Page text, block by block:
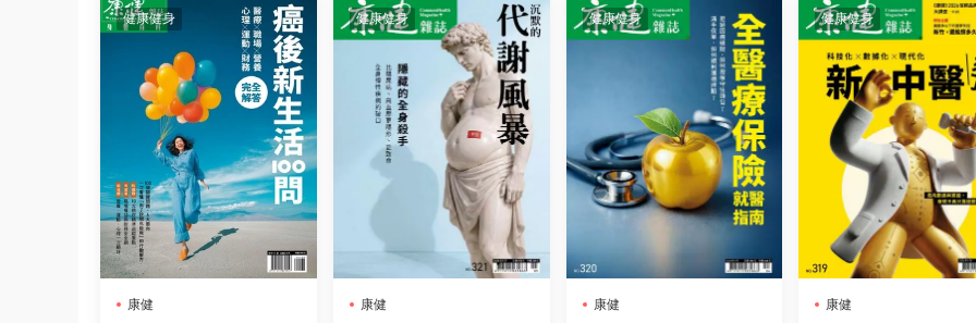
健康健身
康健
健康健身
康健
健康健身
康健
健康健身
康健